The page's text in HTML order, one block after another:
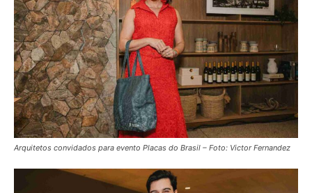
Arquitetos convidados para evento Placas do Brasil – Foto: Victor Fernandez